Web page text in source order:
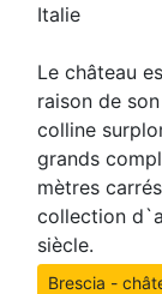
Italie
Le château
raison de
colline
grands
mètres
collection
siècle.
Brescia -